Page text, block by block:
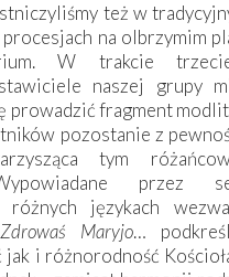
też w
na olbrzymim
W trakcie
naszej grupy
prowadzić fragment
pozostanie z
tym
przez
językach
Zdrowaś Maryjo…
i różnorodność